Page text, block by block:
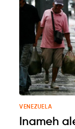
VENEZUELA
Inameh